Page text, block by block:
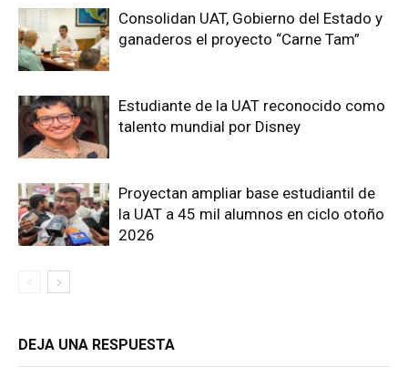
Consolidan UAT, Gobierno del Estado y
ganaderos el proyecto “Carne Tam”
Estudiante de la UAT reconocido como
talento mundial por Disney
Proyectan ampliar base estudiantil de
la UAT a 45 mil alumnos en ciclo otoño
2026
DEJA UNA RESPUESTA